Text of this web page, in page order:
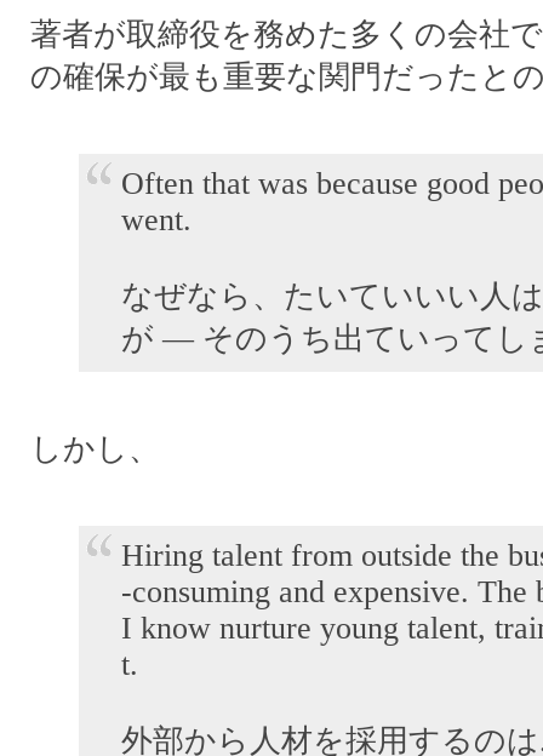
著者が取締役を務めた多くの会社
の確保が最も重要な関門だったと
Often that was because good
went.
なぜなら、たいていいい人
が ― そのうち出ていってし
しかし、
Hiring talent from outside the
-consuming and expensive. The
I know nurture young talent,
t.
外部から人材を採用するの